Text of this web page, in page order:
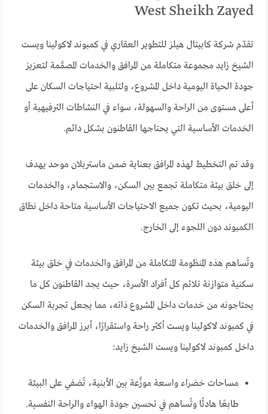
West Sheikh Zayed
تقدّم شركة كابيتال هيلز للتطوير العقاري في كمبوند لاكولينا ويست
الشيخ زايد مجموعة متكاملة من المرافق والخدمات المصمَّمة لتعزيز
جودة الحياة اليومية داخل المشروع، ولتلبية احتياجات السكان على
أعلى مستوى من الراحة والسهولة، سواء في النشاطات الترفيهية أو
الخدمات الأساسية التي يحتاجها القاطنون بشكل دائم.
وقد تم التخطيط لهذه المرافق بعناية ضمن ماستربلان موحد يهدف
إلى خلق بيئة متكاملة تجمع بين السكن، والاستجمام، والخدمات
اليومية، بحيث تكون جميع الاحتياجات الأساسية متاحة داخل نطاق
الكمبوند دون اللجوء إلى الخارج.
وتُساهم هذه المنظومة المتكاملة من المرافق والخدمات في خلق بيئة
سكنية متوازنة تلائم كل أفراد الأسرة، حيث يجد القاطنون كل ما
يحتاجونه من خدمات داخل المشروع ذاته، مما يجعل تجربة السكن
في كمبوند لاكولينا ويست أكثر راحة واستقرارًا، أبرز المرافق والخدمات
داخل كمبوند لاكولينا ويست الشيخ زايد:
مساحات خضراء واسعة موزَّعة بين الأبنية، تُضفي على البيئة
طابعًا هادئًا وتُساهم في تحسين جودة الهواء والراحة النفسية.